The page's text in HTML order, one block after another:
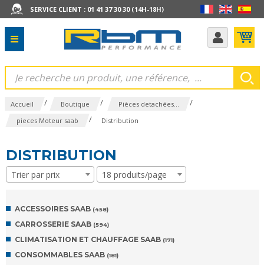
SERVICE CLIENT : 01 41 37 30 30 (14H-18H)
Accueil / Boutique / Pièces detachées... /
pieces Moteur saab / Distribution
DISTRIBUTION
Trier par prix 18 produits/page
ACCESSOIRES SAAB (458)
CARROSSERIE SAAB (594)
CLIMATISATION ET CHAUFFAGE SAAB (171)
CONSOMMABLES SAAB (181)